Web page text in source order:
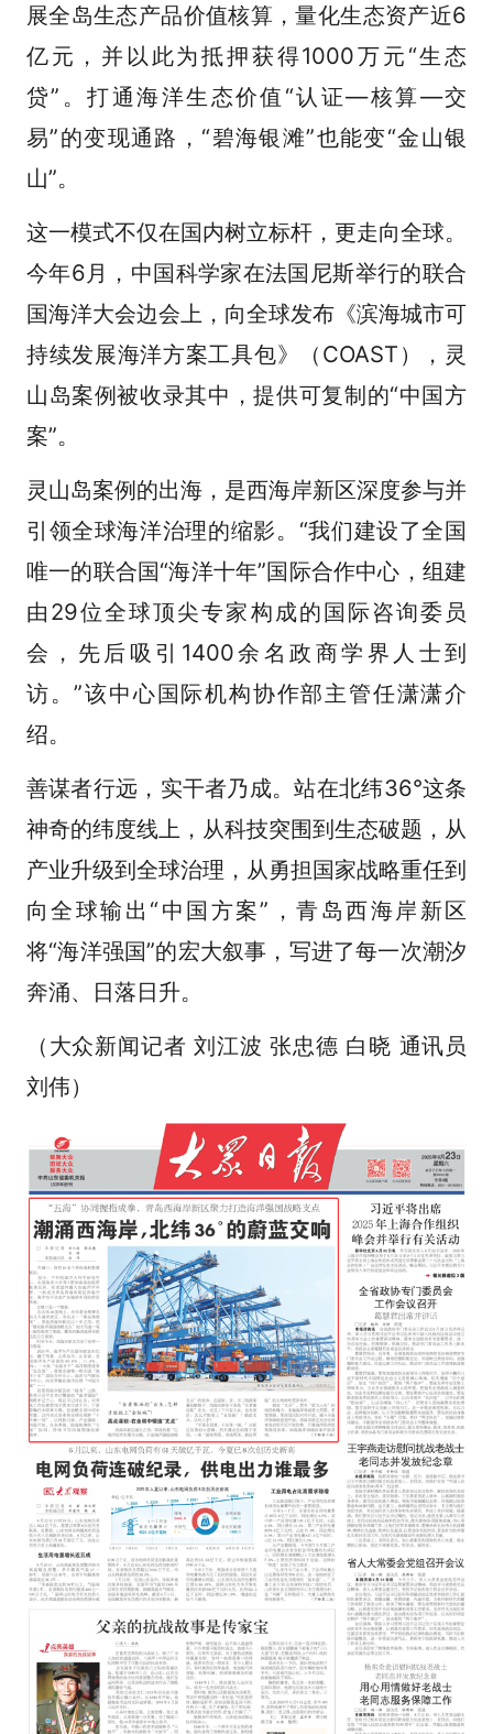
展全岛生态产品价值核算，量化生态资产近6
亿元，并以此为抵押获得1000万元“生态
贷”。打通海洋生态价值“认证—核算—交
易”的变现通路，“碧海银滩”也能变“金山银
山”。
这一模式不仅在国内树立标杆，更走向全球。
今年6月，中国科学家在法国尼斯举行的联合
国海洋大会边会上，向全球发布《滨海城市可
持续发展海洋方案工具包》（COAST），灵
山岛案例被收录其中，提供可复制的“中国方
案”。
灵山岛案例的出海，是西海岸新区深度参与并
引领全球海洋治理的缩影。“我们建设了全国
唯一的联合国“海洋十年”国际合作中心，组建
由29位全球顶尖专家构成的国际咨询委员
会，先后吸引1400余名政商学界人士到
访。”该中心国际机构协作部主管任潇潇介
绍。
善谋者行远，实干者乃成。站在北纬36°这条
神奇的纬度线上，从科技突围到生态破题，从
产业升级到全球治理，从勇担国家战略重任到
向全球输出“中国方案”，青岛西海岸新区
将“海洋强国”的宏大叙事，写进了每一次潮汐
奔涌、日落日升。
（大众新闻记者 刘江波 张忠德 白晓 通讯员
刘伟）